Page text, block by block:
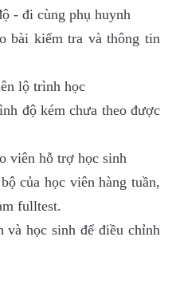
- đi cùng phụ huynh
bài kiểm tra và thông tin
lộ trình học
độ kém chưa theo được
viên hỗ trợ học sinh
của học viên hàng tuần,
fulltest.
và học sinh để điều chỉnh